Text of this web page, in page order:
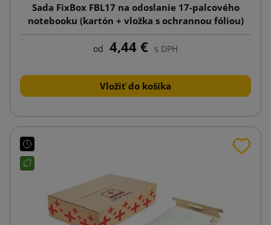
Sada FixBox FBL17 na odoslanie 17-palcového
notebooku (kartón + vložka s ochrannou fóliou)
od 4,44 € s DPH
Vložiť do košíka